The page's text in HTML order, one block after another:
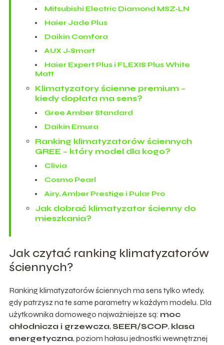
Mitsubishi Electric Diamond MSZ‑LN
Haier Jade Plus
Daikin Comfora
AUX J‑Smart
Haier Expert Plus i FLEXIS Plus White
Matt
Klimatyzatory ścienne premium –
kiedy dopłata ma sens?
Gree Amber Standard
Daikin Emura
Ranking klimatyzatorów ściennych
GREE – który model dla kogo?
Clivia
Cosmo Pearl
Airy, Amber Prestige i Pular Pro
Jak dobrać klimatyzator ścienny do
mieszkania?
Jak czytać ranking klimatyzatorów
ściennych?
Ranking klimatyzatorów ściennych ma sens tylko wtedy,
gdy patrzysz na te same parametry w każdym modelu. Dla
użytkownika domowego najważniejsze są: moc
chłodnicza i grzewcza, SEER/SCOP, klasa
energetyczna, poziom hałasu jednostki wewnętrznej